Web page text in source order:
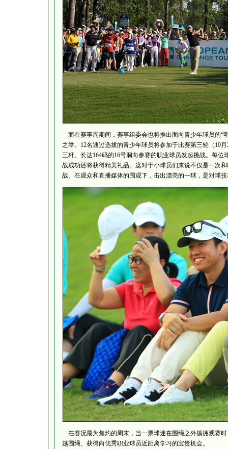
而在赛事周期间，赛事组委会也将推出面向青少年球员的“
之举。12名通过选拔的青少年球员将参加于比赛第三轮（10
三杆、长达164码的16号洞向参赛的职业球员发起挑战。每
战成功还将获得精美礼品。这对于小球员们来说不仅是一次
战。在观众和直播媒体的围观下，击出漂亮的一球，是对球
在赛况最为焦灼的周末，当一票球迷在围绳之外簇拥观赛
越围绳、获得向优秀职业球员近距离学习的宝贵机会。